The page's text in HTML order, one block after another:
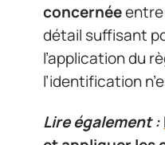
concernéeentre
détail suffisant
l’application du
l’identification
Lire également :